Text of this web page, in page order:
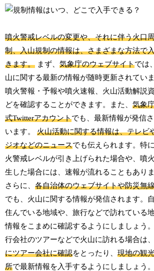
噴火警戒レベルの変更や、それに伴う火口
制、入山規制の情報は、さまざまな方法で
きます。 まず、気象庁のウェブサイトでは
山に関する最新の情報が随時更新されていま
噴火警報・予報や噴火速報、火山活動解説
どを確認することができます。また、気象
式Twitterアカウントでも、最新情報が発信
います。火山活動に関する情報は、テレビ
ジオなどのニュースでも伝えられます。特
火警戒レベルが引き上げられた場合や、噴
生した場合には、速報が流れることもありま
さらに、各自治体のウェブサイトや防災無
でも、火山に関する情報が発信されます。
住んでいる地域や、旅行などで訪れている
情報をこまめに確認するようにしましょう
行会社のツアーなどで火山に訪れる場合は
にツアー会社に確認をとったり、現地の観
所で最新情報を入手するようにしましょう。